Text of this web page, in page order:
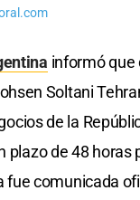
informó que
Soltani
de la
plazo de 48 horas
fue comunicada